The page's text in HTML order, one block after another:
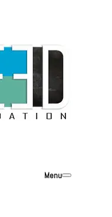
Menu